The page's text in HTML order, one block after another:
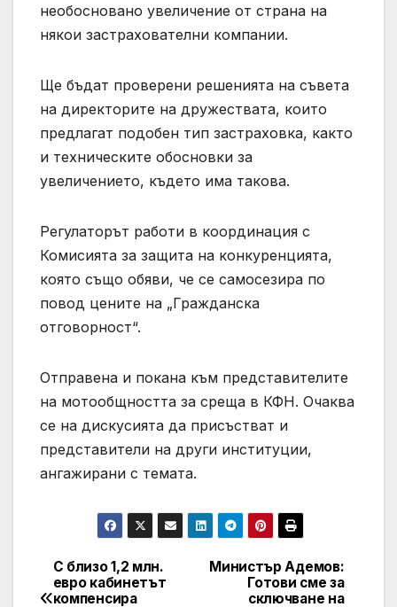
необосновано увеличение от страна на
някои застрахователни компании.
Ще бъдат проверени решенията на съвета
на директорите на дружествата, които
предлагат подобен тип застраховка, както
и техническите обосновки за
увеличението, където има такова.
Регулаторът работи в координация с
Комисията за защита на конкуренцията,
която също обяви, че се самосезира по
повод цените на „Гражданска
отговорност“.
Отправена и покана към представителите
на мотообщността за среща в КФН. Очаква
се на дискусията да присъстват и
представители на други институции,
ангажирани с темата.
Post
Министър Адемов:
Готови сме за
сключване на
С близо 1,2 млн.
евро кабинетът
компенсира